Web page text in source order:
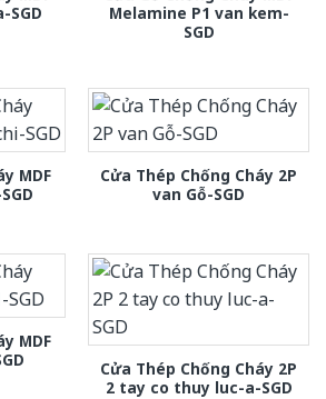
SGD
Melamine P1 van kem-
SGD
MDF
Cửa Thép Chống Cháy 2P
van Gỗ-SGD
MDF
Cửa Thép Chống Cháy 2P
2 tay co thuy luc-a-SGD